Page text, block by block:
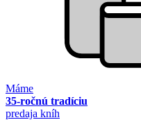
Máme
35-ročnú tradíciu
predaja kníh